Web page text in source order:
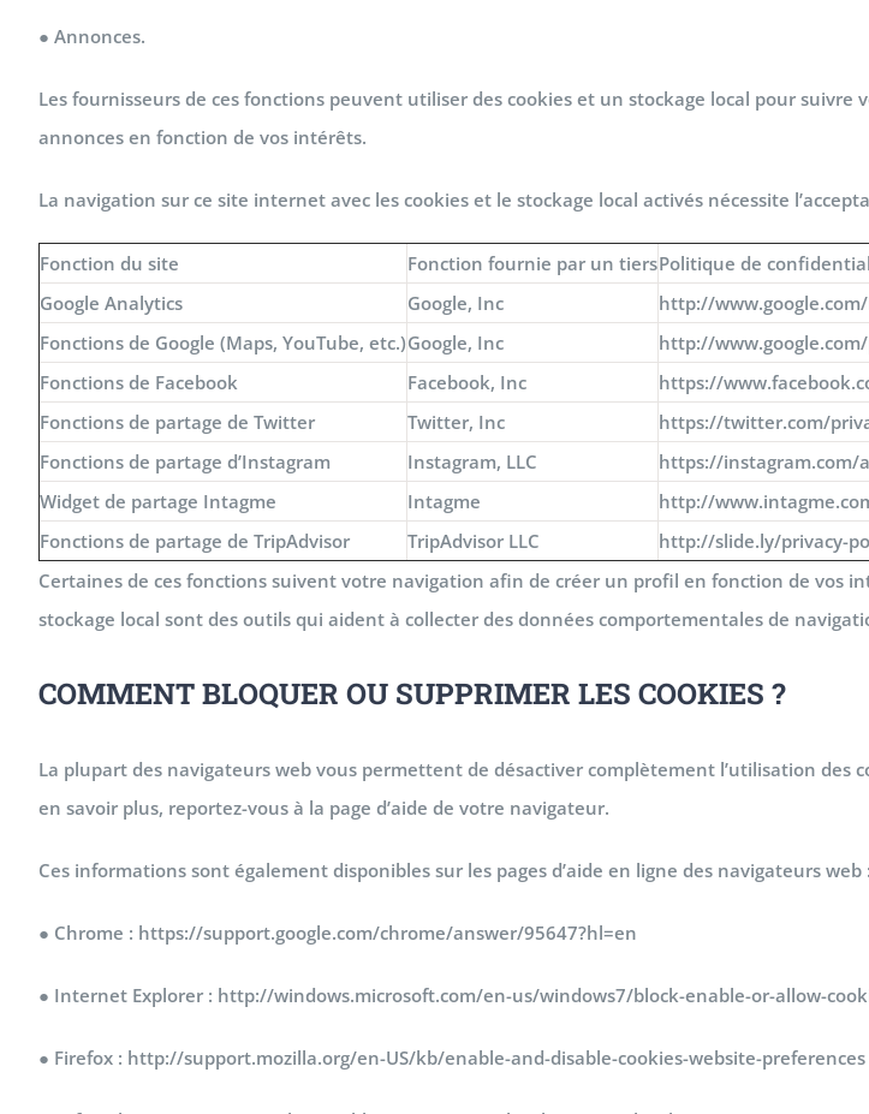
● Annonces.
Les fournisseurs de ces fonctions peuvent utiliser des cookies et un stockage local pour
annonces en fonction de vos intérêts.
La navigation sur ce site internet avec les cookies et le stockage local activés nécessite
Fonction du site Fonction fournie par un tiersPolitique de
Google Analytics
Google, Inc
http://
Fonctions de Google (Maps, YouTube, etc.)Google, Inc
http://
Fonctions de Facebook
Facebook, Inc
https://
Fonctions de partage de Twitter
Twitter, Inc
https://twitter.com/
Fonctions de partage d’Instagram
Instagram, LLC
https://instagram.com/
Widget de partage Intagme
Intagme
http://
Fonctions de partage de TripAdvisor
TripAdvisor LLC
http://slide.ly/privacy-
Certaines de ces fonctions suivent votre navigation afin de créer un profil en fonction de vos
stockage local sont des outils qui aident à collecter des données comportementales de
COMMENT BLOQUER OU SUPPRIMER LES COOKIES ?
La plupart des navigateurs web vous permettent de désactiver complètement l’utilisation des
en savoir plus, reportez-vous à la page d’aide de votre navigateur.
Ces informations sont également disponibles sur les pages d’aide en ligne des navigateurs web :
● Chrome : https://support.google.com/chrome/answer/95647?hl=en
● Internet Explorer : http://windows.microsoft.com/en-us/windows7/block-enable-or-allow-
● Firefox : http://support.mozilla.org/en-US/kb/enable-and-disable-cookies-website-preferences